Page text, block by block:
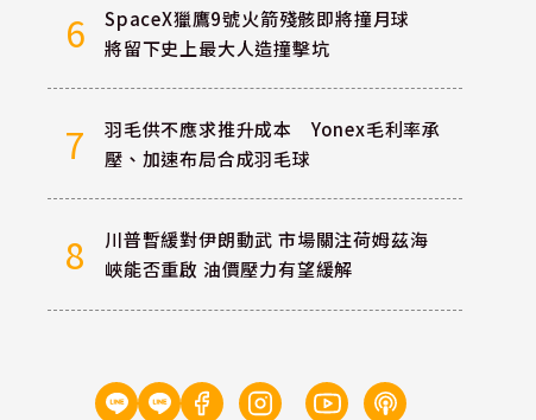
6
SpaceX獵鷹9號火箭殘骸即將撞月球
將留下史上最大人造撞擊坑
7
羽毛供不應求推升成本 Yonex毛利率承
壓、加速布局合成羽毛球
8
川普暫緩對伊朗動武 市場關注荷姆茲海
峽能否重啟 油價壓力有望緩解